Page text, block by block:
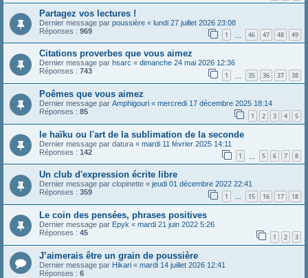
Partagez vos lectures !
Dernier message par poussière « lundi 27 juillet 2026 23:08
Réponses : 969 1 46 47 48 49
Citations proverbes que vous aimez
Dernier message par hsarc « dimanche 24 mai 2026 12:36
Réponses : 743 1 35 36 37 38
Poêmes que vous aimez
Dernier message par Amphigouri « mercredi 17 décembre 2025 18:14
Réponses : 85 1 2 3 4 5
le haïku ou l'art de la sublimation de la seconde
Dernier message par datura « mardi 11 février 2025 14:11
Réponses : 142 1 5 6 7 8
Un club d'expression écrite libre
Dernier message par clopinette « jeudi 01 décembre 2022 22:41
Réponses : 359 1 … 15 16 17 18
Le coin des pensées, phrases positives
Dernier message par Epyk « mardi 21 juin 2022 5:26
Réponses : 45 1 2 3
J’aimerais être un grain de poussière
Dernier message par Hikari « mardi 14 juillet 2026 12:41
Réponses : 6